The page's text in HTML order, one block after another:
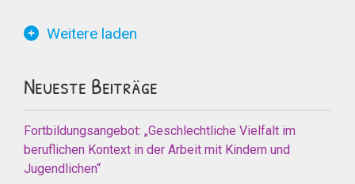
Weitere laden
Neueste Beiträge
Fortbildungsangebot: „Geschlechtliche Vielfalt im
beruflichen Kontext in der Arbeit mit Kindern und
Jugendlichen“